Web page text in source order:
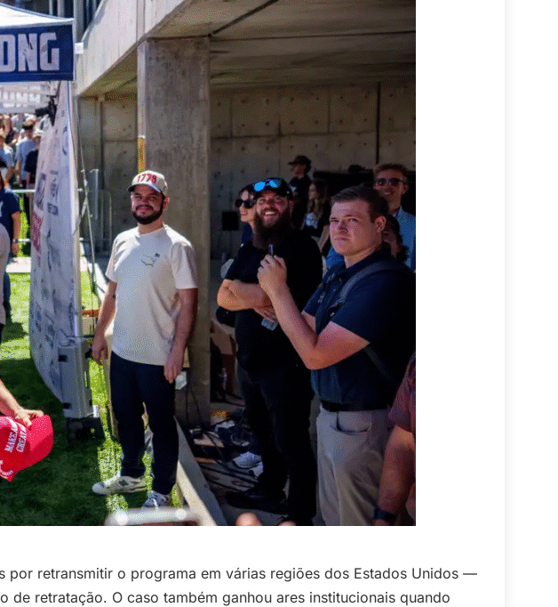
retransmitir o programa em várias regiões dos Estados Unidos —
de retratação. O caso também ganhou ares institucionais quando